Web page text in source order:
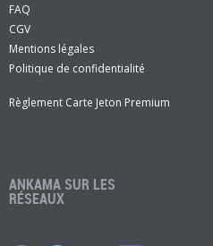
FAQ
CGV
Mentions légales
Politique de confidentialité
Règlement Carte Jeton Premium
ANKAMA SUR LES
RÉSEAUX